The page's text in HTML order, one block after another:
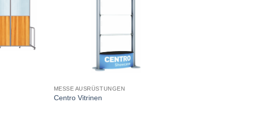
MESSE AUSRÜSTUNGEN
Centro Vitrinen